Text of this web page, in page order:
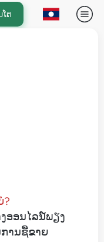
ຕ
?
ອອນໄລນ໌ພຽງ
ານຊື້ຂາຍ